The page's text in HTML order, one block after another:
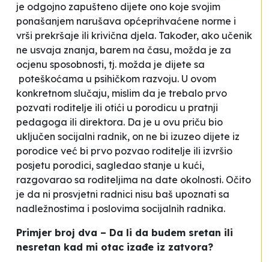
je odgojno zapušteno dijete ono koje svojim
ponašanjem narušava općeprihvaćene norme i
vrši prekršaje ili krivična djela. Također, ako učenik
ne usvaja znanja, barem na času, možda je za
ocjenu sposobnosti, tj. možda je dijete sa
poteškoćama u psihičkom razvoju. U ovom
konkretnom slučaju, mislim da je trebalo prvo
pozvati roditelje ili otići u porodicu u pratnji
pedagoga ili direktora. Da je u ovu priču bio
uključen socijalni radnik, on ne bi izuzeo dijete iz
porodice već bi prvo pozvao roditelje ili izvršio
posjetu porodici, sagledao stanje u kući,
razgovarao sa roditeljima na date okolnosti. Očito
je da ni prosvjetni radnici nisu baš upoznati sa
nadležnostima i poslovima socijalnih radnika.
Primjer broj dva – Da li da budem sretan ili
nesretan kad mi otac izađe iz zatvora?